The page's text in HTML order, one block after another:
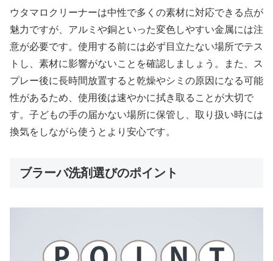
ウタマロクリーナーは中性で多くの素材に対応できる点が
魅力ですが、アルミや銅といった変色しやすい金属には注
意が必要です。使用する前には必ず目立たない場所でテス
トし、素材に影響がないことを確認しましょう。また、ス
プレー後に長時間放置すると乾燥やシミの原因になる可能
性があるため、使用後は速やかに拭き取ることが大切で
す。子どもの手の届かない場所に保管し、取り扱い時には
換気をしながら使うとより安心です。
ブラーバ洗剤選びのポイント